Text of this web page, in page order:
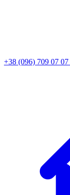
+38 (096) 709 07 07